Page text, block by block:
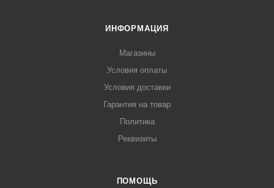
ИНФОРМАЦИЯ
Магазины
Условия оплаты
Условия доставки
Гарантия на товар
Политика
Реквизиты
ПОМОЩЬ